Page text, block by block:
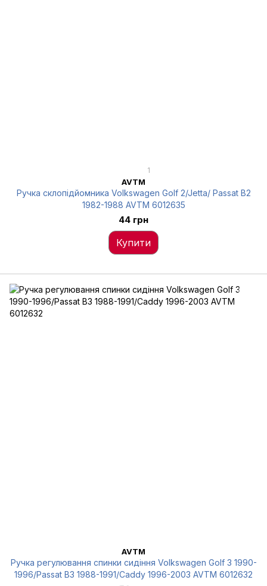
1
AVTM
Ручка склопідйомника Volkswagen Golf 2/Jetta/ Passat B2
1982-1988 AVTM 6012635
44 грн
Купити
AVTM
Ручка регулювання спинки сидіння Volkswagen Golf 3 1990-
1996/Passat B3 1988-1991/Caddy 1996-2003 AVTM 6012632